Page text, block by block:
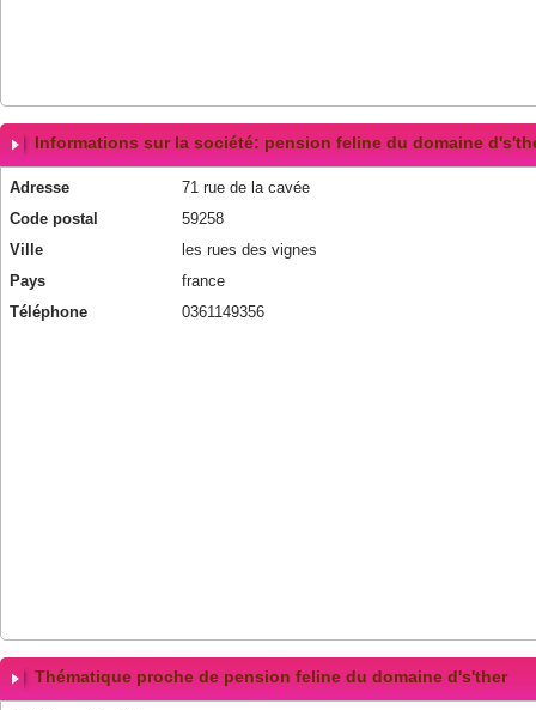
Informations sur la société: pension feline du domaine
Adresse
71 rue de la cavée
Code postal
59258
Ville
les rues des vignes
Pays
france
Téléphone
0361149356
Thématique proche de pension feline du domaine d's'ther